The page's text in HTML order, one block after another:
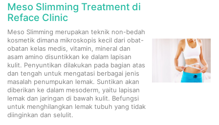
Meso Slimming Treatment di
Reface Clinic
Meso Slimming merupakan teknik non-bedah
kosmetik dimana mikroskopis kecil dari obat-
obatan kelas medis, vitamin, mineral dan
asam amino disuntikkan ke dalam lapisan
kulit. Penyuntikan dilakukan pada bagian atas
dan tengah untuk mengatasi berbagai jenis
masalah penumpukan lemak. Suntikan akan
diberikan ke dalam mesoderm, yaitu lapisan
lemak dan jaringan di bawah kulit. Befungsi
untuk menghilangkan lemak tubuh yang tidak
diinginkan dan selulit.